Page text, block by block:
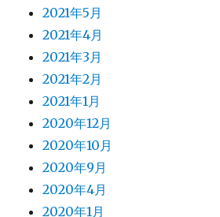
2021年5月
2021年4月
2021年3月
2021年2月
2021年1月
2020年12月
2020年10月
2020年9月
2020年4月
2020年1月